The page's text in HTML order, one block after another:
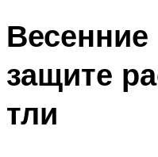
защите
тли